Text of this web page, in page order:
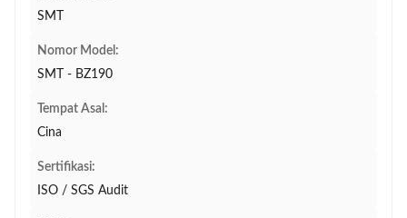
SMT
Nomor Model:
SMT - BZ190
Tempat Asal:
Cina
Sertifikasi:
ISO / SGS Audit